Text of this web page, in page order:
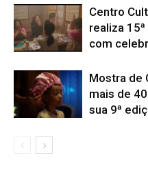
Centro
realiza
com
Mostra de
mais de
sua 9ª